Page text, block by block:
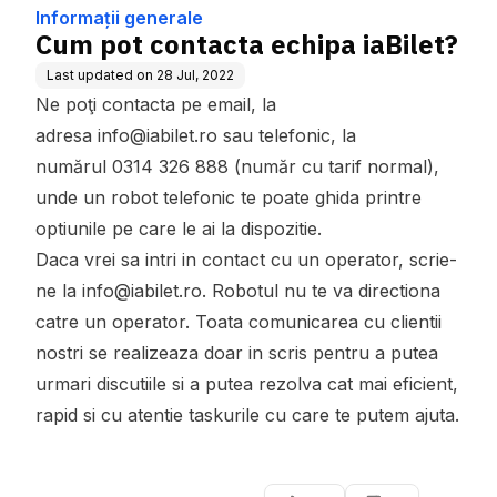
Informații generale
Cum pot contacta echipa iaBilet?
Last updated on 28 Jul, 2022
Ne poţi contacta pe email, la
adresa info@iabilet.ro sau telefonic, la
numărul 0314 326 888 (număr cu tarif normal),
unde un robot telefonic te poate ghida printre
optiunile pe care le ai la dispozitie.
Daca vrei sa intri in contact cu un operator, scrie-
ne la info@iabilet.ro. Robotul nu te va directiona
catre un operator. Toata comunicarea cu clientii
nostri se realizeaza doar in scris pentru a putea
urmari discutiile si a putea rezolva cat mai eficient,
rapid si cu atentie taskurile cu care te putem ajuta.